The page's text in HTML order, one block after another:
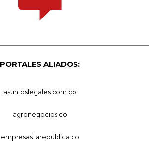
PORTALES ALIADOS:
asuntoslegales.com.co
agronegocios.co
empresas.larepublica.co